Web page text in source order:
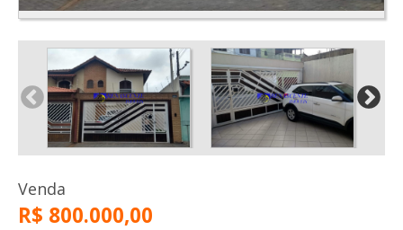
Venda
R$ 800.000,00